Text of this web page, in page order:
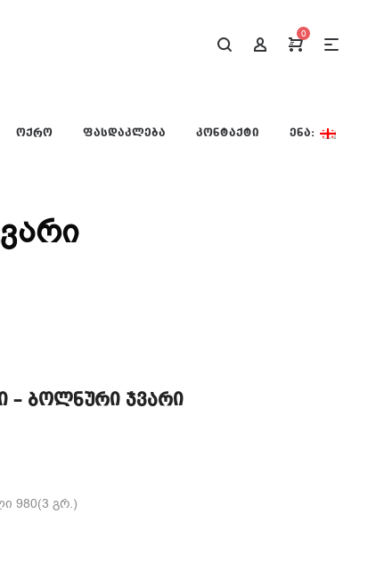
0
ᲝᲥᲠᲝ ᲤᲐᲡᲓᲐᲙᲚᲔᲑᲐ ᲙᲝᲜᲢᲐᲥᲢᲘ ᲔᲜᲐ:
– ბოლნური ჯვარი
980(3 გრ.)